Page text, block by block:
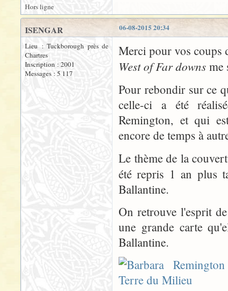
Hors ligne
06-08-2015 20:34
ISENGAR
Lieu : Tuckborough près de
Chartres
Inscription : 2001
Messages : 5 117
Merci pour vos coups
West of Far downs me
Pour rebondir sur ce
celle-ci a été
Remington, et qui
encore de temps à
Le thème de la
été repris 1 an plus
Ballantine.
On retrouve l'esprit
une grande carte
Ballantine.